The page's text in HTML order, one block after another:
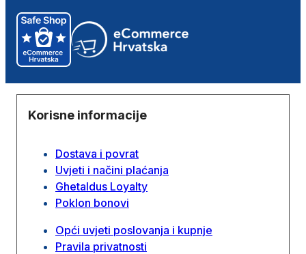
Korisne informacije
Dostava i povrat
Uvjeti i načini plaćanja
Ghetaldus Loyalty
Poklon bonovi
Opći uvjeti poslovanja i kupnje
Pravila privatnosti